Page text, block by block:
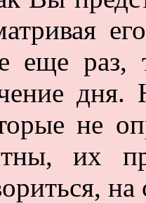
еще раз,
дня.
не
их